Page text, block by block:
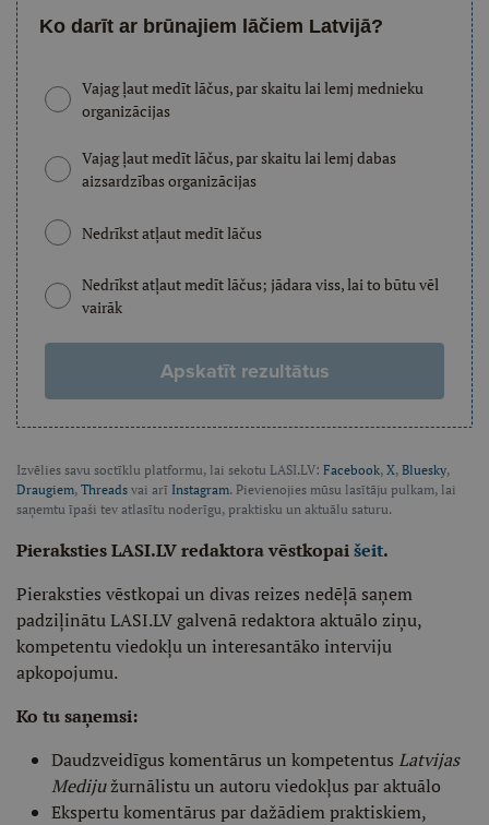
Ko darīt ar brūnajiem lāčiem Latvijā?
Vajag ļaut medīt lāčus, par skaitu lai lemj mednieku
organizācijas
Vajag ļaut medīt lāčus, par skaitu lai lemj dabas
aizsardzības organizācijas
Nedrīkst atļaut medīt lāčus
Nedrīkst atļaut medīt lāčus; jādara viss, lai to būtu vēl
vairāk
Apskatīt rezultātus
Izvēlies savu soctīklu platformu, lai sekotu LASI.LV: Facebook, X, Bluesky,
Draugiem, Threads vai arī Instagram. Pievienojies mūsu lasītāju pulkam, lai
saņemtu īpaši tev atlasītu noderīgu, praktisku un aktuālu saturu.
Pieraksties LASI.LV redaktora vēstkopaišeit.
Pieraksties vēstkopai un divas reizes nedēļā saņem
padziļinātu LASI.LV galvenā redaktora aktuālo ziņu,
kompetentu viedokļu un interesantāko interviju
apkopojumu.
Ko tu saņemsi:
Daudzveidīgus komentārus un kompetentus Latvijas
Medijužurnālistu un autoru viedokļus par aktuālo
Ekspertu komentārus par dažādiem praktiskiem,